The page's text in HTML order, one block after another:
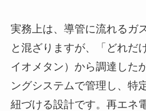
実務上は、導管に流れるガ
と混ざりますが、「どれだ
イオメタン）から調達した
ングシステムで管理し、特
紐づける設計です。再エネ